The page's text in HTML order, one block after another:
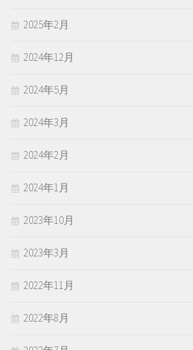
2025年2月
2024年12月
2024年5月
2024年3月
2024年2月
2024年1月
2023年10月
2023年3月
2022年11月
2022年8月